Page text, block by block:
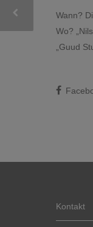
Wann?
Wo?
„Guud
Kontakt